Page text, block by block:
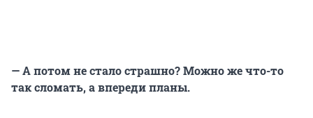
— А потом не стало страшно? Можно же что-то
так сломать, а впереди планы.